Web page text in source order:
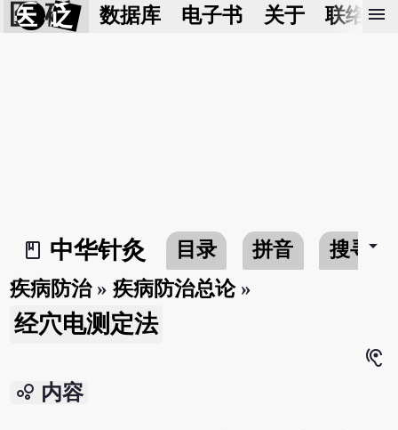
医 砭 数据库 电子书 关于 联络我
menu
book_2
中华针灸 目录 拼音 搜寻arrow_drop_down
疾病防治»疾病防治总论»
经穴电测定法
hearing
bubble_chart 内容